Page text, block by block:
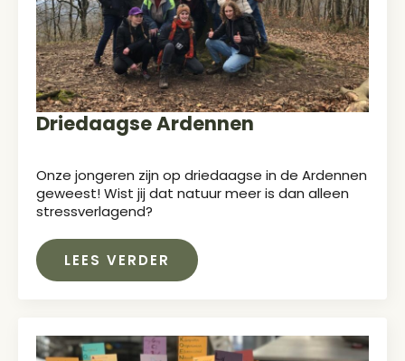
Driedaagse Ardennen
Onze jongeren zijn op driedaagse in de Ardennen
geweest! Wist jij dat natuur meer is dan alleen
stressverlagend?
LEES VERDER